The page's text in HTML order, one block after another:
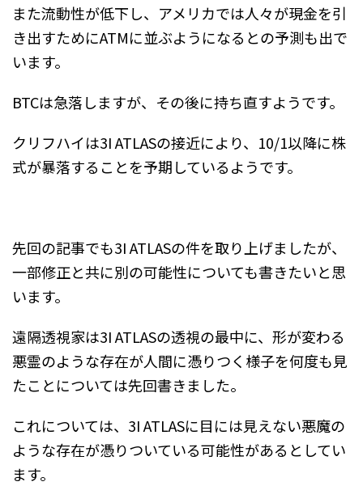
また流動性が低下し、アメリカでは人々が現金を引
き出すためにATMに並ぶようになるとの予測も出で
います。
BTCは急落しますが、その後に持ち直すようです。
クリフハイは3I ATLASの接近により、10/1以降に株
式が暴落することを予期しているようです。
先回の記事でも3I ATLASの件を取り上げましたが、
一部修正と共に別の可能性についても書きたいと思
います。
遠隔透視家は3I ATLASの透視の最中に、形が変わる
悪霊のような存在が人間に憑りつく様子を何度も見
たことについては先回書きました。
これについては、3I ATLASに目には見えない悪魔の
ような存在が憑りついている可能性があるとしてい
ます。